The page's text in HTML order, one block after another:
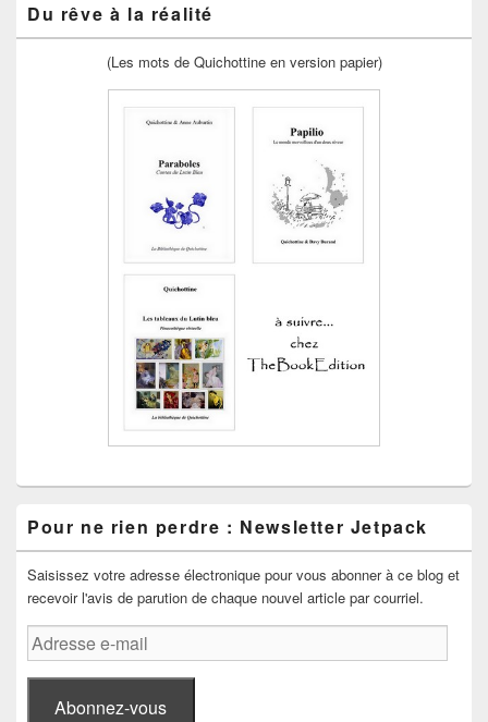
Du rêve à la réalité
(Les mots de Quichottine en version papier)
Pour ne rien perdre : Newsletter Jetpack
Saisissez votre adresse électronique pour vous abonner à ce blog et
recevoir l'avis de parution de chaque nouvel article par courriel.
Adresse
e-
mail
Abonnez-vous